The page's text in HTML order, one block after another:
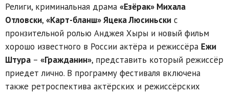
Религи, криминальная драма «Езёрак» Михала
Отловски, «Карт-бланш» Яцека Люсиньски с
пронзительной ролью Анджея Хыры и новый фильм
хорошо известного в России актёра и режиссёра Ежи
Штура – «Гражданин», представить который режиссёр
приедет лично. В программу фестиваля включена
также ретроспектива актёрских и режиссёрских